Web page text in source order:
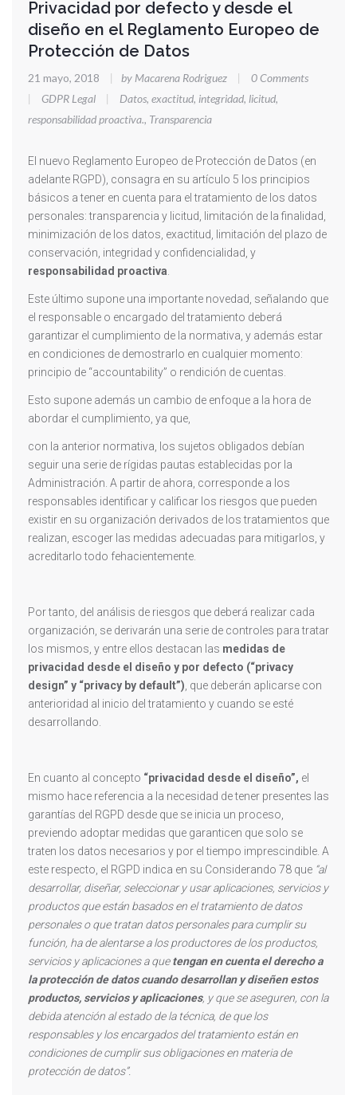
Privacidad por defecto y desde el
diseño en el Reglamento Europeo de
Protección de Datos
21 mayo, 2018 | by Macarena Rodriguez |
0 Comments
|
GDPR Legal | Datos, exactitud, integridad, licitud,
responsabilidad proactiva., Transparencia
El nuevo Reglamento Europeo de Protección de Datos (en
adelante RGPD), consagra en su artículo 5 los principios
básicos a tener en cuenta para el tratamiento de los datos
personales: transparencia y licitud, limitación de la finalidad,
minimización de los datos, exactitud, limitación del plazo de
conservación, integridad y confidencialidad, y
responsabilidad proactiva
Este último supone una importante novedad, señalando que
el responsable o encargado del tratamiento deberá
garantizar el cumplimiento de la normativa, y además estar
en condiciones de demostrarlo en cualquier momento:
principio de “accountability” o rendición de cuentas.
Esto supone además un cambio de enfoque a la hora de
abordar el cumplimiento, ya que,
con la anterior normativa, los sujetos obligados debían
seguir una serie de rígidas pautas establecidas por la
Administración. A partir de ahora, corresponde a los
responsables identificar y calificar los riesgos que pueden
existir en su organización derivados de los tratamientos que
realizan, escoger las medidas adecuadas para mitigarlos, y
acreditarlo todo fehacientemente.
Por tanto, del análisis de riesgos que deberá realizar cada
organización, se derivarán una serie de controles para tratar
los mismos, y entre ellos destacan las medidas de
privacidad desde el diseño y por defecto (“privacy
design” y “privacy by default”) , que deberán aplicarse con
anterioridad al inicio del tratamiento y cuando se esté
desarrollando.
En cuanto al concepto “privacidad desde el diseño”, el
mismo hace referencia a la necesidad de tener presentes las
garantías del RGPD desde que se inicia un proceso,
previendo adoptar medidas que garanticen que solo se
traten los datos necesarios y por el tiempo imprescindible. A
este respecto, el RGPD indica en su Considerando 78 que “al
desarrollar, diseñar, seleccionar y usar aplicaciones, servicios y
productos que están basados en el tratamiento de datos
personales o que tratan datos personales para cumplir su
función, ha de alentarse a los productores de los productos,
servicios y aplicaciones a quetengan en cuenta el derecho a
la protección de datos cuando desarrollan y diseñen estos
productos, servicios y aplicaciones, y que se aseguren, con la
debida atención al estado de la técnica, de que los
responsables y los encargados del tratamiento están en
condiciones de cumplir sus obligaciones en materia de
protección de datos”.